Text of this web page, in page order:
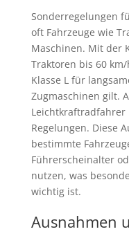
Sonderregelungen
oft Fahrzeuge wie
Maschinen. Mit der
Traktoren bis 60
Klasse L für
Zugmaschinen gilt.
Regelungen. Diese
bestimmte
Führerscheinalter
nutzen, was
wichtig ist.
Ausnahmen